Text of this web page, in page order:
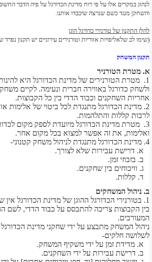
לנהוג במקרים אלו על פי רוח מדינת הכדורגל על פיה הדבר
והשחקן מנגד כשם שנרצה שיכבדו אותנו.
להלן התקנון של טורנירי כדורגל הוגן
(שימו לב שלאליפויות אזוריות וטורנירים עירוניים יש תקנון
תקנון המשחק
א. מטרת הטורניר
1. מטרת הטורנירים של מדינת הכדורגל היא
ולשחק כדורגל באווירה חברית ונעימה. לקיים
אחריות השחקנים וכבוד הדדי בין כל הקבוצות.
2. מדינת הכדורגל מתנגדת לכל ביטוי של אלימות
לרבות קללות והתלהמות.
3. מטרת מדינת הכדורגל מיועדת לספק מקום
ואלימות, את זה אפשר למצוא בכל מקום אחר.
4. מדינת הכדורגל מתנגדת לניהול משחק קטנוני-
א. דרישת עבירות שלא לצורך.
ב. בזבוזי זמן.
ג. וויכוחים בין שחקנים.
ד. קללות.
ב. ניהול המשחקים
1. בטורנירי הכדורגל ההוגן של מדינת הכדורגל
בין הקבוצות צריכה להתבסס על כבוד הדדי, לשם
המעורבים.
ניהול המשחק מתבצע על ידי שחקני מדינת
לשלושה חלקים-
א. מדידת זמן על ידי משקיף המשחק.
ב. דרישת עבירות על ידי השחקנים.